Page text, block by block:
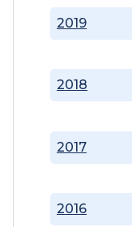
2016
2017
2018
2019